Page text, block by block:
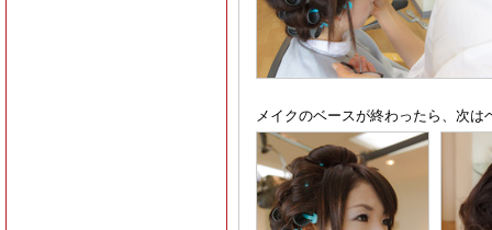
メイクのベースが終わったら、次は